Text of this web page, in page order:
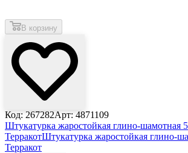
В корзину
Код: 267282Арт: 4871109
Штукатурка жаростойкая глино-шамотная
ТерракотШтукатурка жаростойкая глино-
Терракот